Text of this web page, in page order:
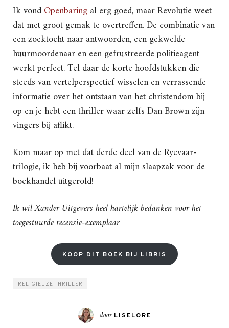
Ik vondOpenbaringal erg goed, maar Revolutie weet
dat met groot gemak te overtreffen. De combinatie van
een zoektocht naar antwoorden, een gekwelde
huurmoordenaar en een gefrustreerde politieagent
werkt perfect. Tel daar de korte hoofdstukken die
steeds van vertelperspectief wisselen en verrassende
informatie over het ontstaan van het christendom bij
op en je hebt een thriller waar zelfs Dan Brown zijn
vingers bij aflikt.
Kom maar op met dat derde deel van de Ryevaar-
trilogie, ik heb bij voorbaat al mijn slaapzak voor de
boekhandel uitgerold!
Ik wil Xander Uitgevers heel hartelijk bedanken voor het
toegestuurde recensie-exemplaar
KOOP DIT BOEK BIJ LIBRIS
RELIGIEUZE THRILLER
door LISELORE